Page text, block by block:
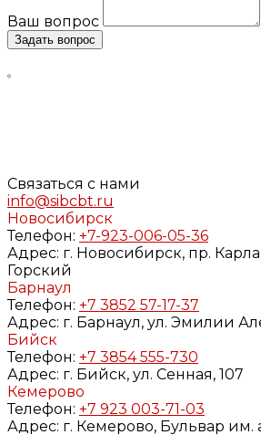
Ваш вопрос
Задать вопрос
Связаться с нами
info@sibcbt.ru
Новосибирск
Телефон: +7-923-006-05-36
Адрес: г. Новосибирск, пр.
Горский
Барнаул
Телефон: +7 3852 57-17-37
Адрес: г. Барнаул, ул. Эмилии
Бийск
Телефон: +7 3854 555-730
Адрес: г. Бийск, ул. Сенная, 107
Кемерово
Телефон: +7 923 003-71-03
Адрес: г. Кемерово, Бульвар им.